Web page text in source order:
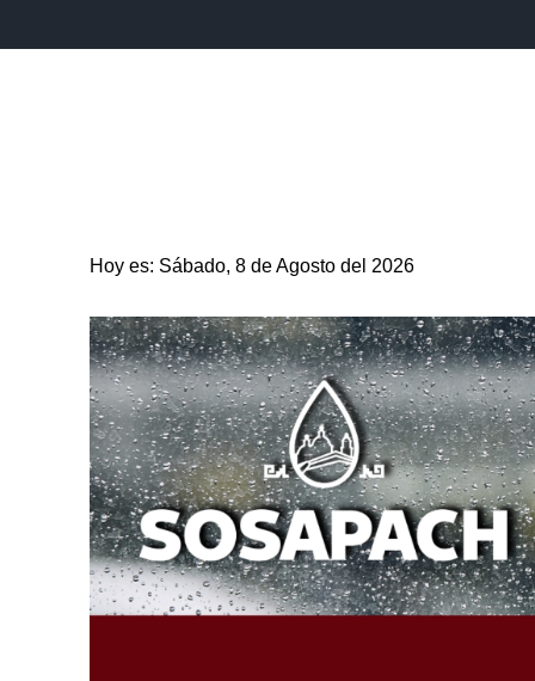
ENTRETENIMIENTO SALUD DEPORTES
Hoy es: Sábado, 8 de Agosto del 2026